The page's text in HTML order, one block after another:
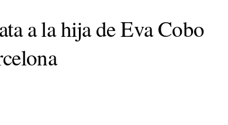
a la hija de Eva Cobo